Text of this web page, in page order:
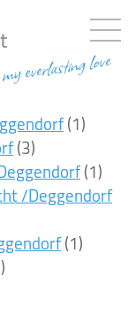
everlasting love
(1)
(3)
(1)
/Deggendorf
(1)